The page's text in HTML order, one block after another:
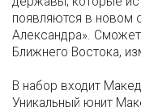
появляются в новом
Александра».
Ближнего Востока,
В набор входит
Уникальный юнит